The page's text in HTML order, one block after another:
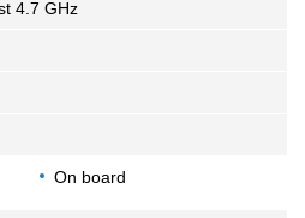
4.7 GHz
On board